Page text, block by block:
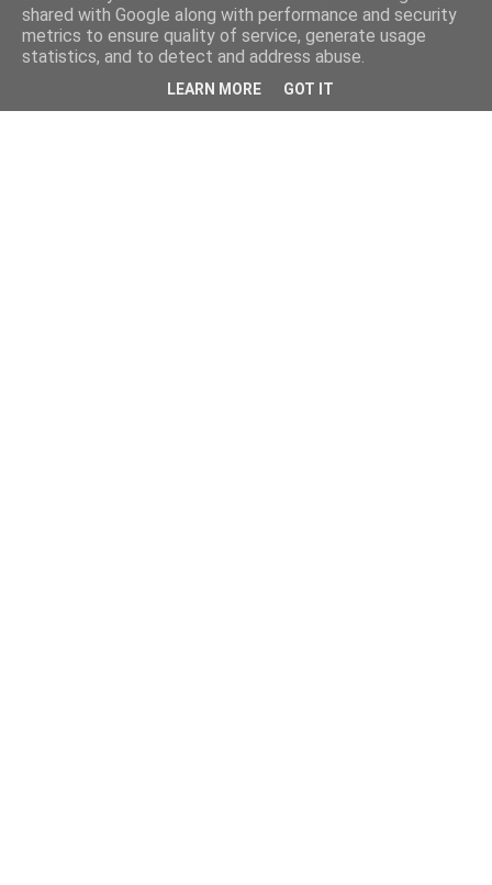
shared with Google along with performance and security
metrics to ensure quality of service, generate usage
statistics, and to detect and address abuse.
LEARN MORE GOT IT